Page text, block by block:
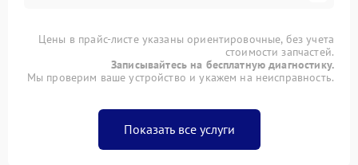
Цены в прайс-листе указаны ориентировочные, без учета
стоимости запчастей.
Записывайтесь на бесплатную диагностику.
Мы проверим ваше устройство и укажем на неисправность.
Показать все услуги